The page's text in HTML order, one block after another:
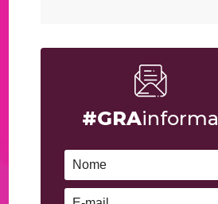
#GRAinforma